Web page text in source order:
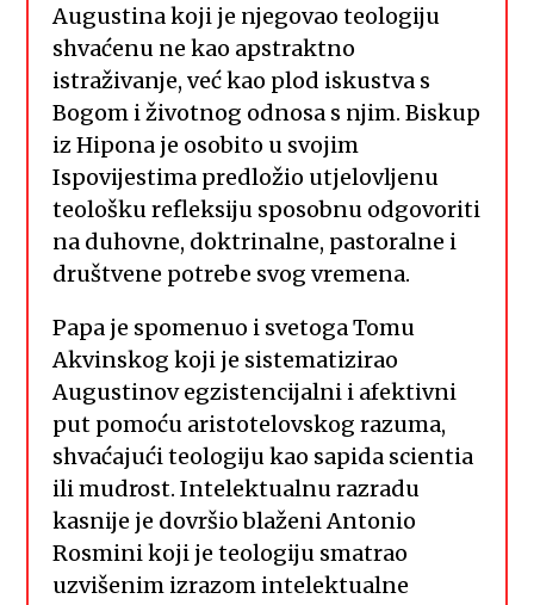
Augustina koji je njegovao teologiju
shvaćenu ne kao apstraktno
istraživanje, već kao plod iskustva s
Bogom i životnog odnosa s njim. Biskup
iz Hipona je osobito u svojim
Ispovijestima predložio utjelovljenu
teološku refleksiju sposobnu odgovoriti
na duhovne, doktrinalne, pastoralne i
društvene potrebe svog vremena.
Papa je spomenuo i svetoga Tomu
Akvinskog koji je sistematizirao
Augustinov egzistencijalni i afektivni
put pomoću aristotelovskog razuma,
shvaćajući teologiju kao sapida scientia
ili mudrost. Intelektualnu razradu
kasnije je dovršio blaženi Antonio
Rosmini koji je teologiju smatrao
uzvišenim izrazom intelektualne